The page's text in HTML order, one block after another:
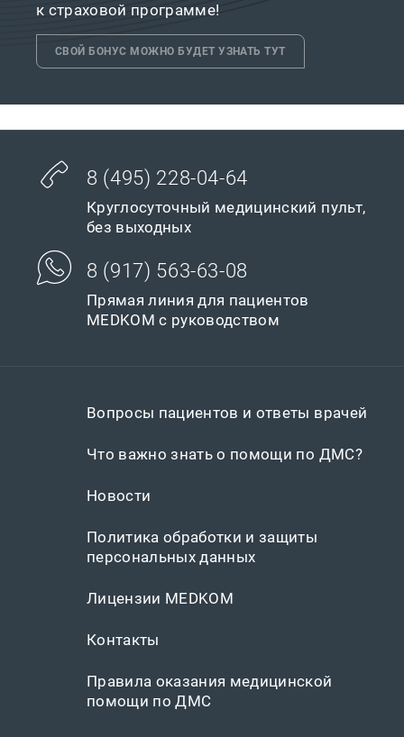
к страховой программе!
СВОЙ БОНУС МОЖНО БУДЕТ УЗНАТЬ ТУТ
8 (495) 228-04-64
Круглосуточный медицинский пульт,
без выходных
8 (917) 563-63-08
Прямая линия для пациентов
MEDKOM с руководством
Вопросы пациентов и ответы врачей
Что важно знать о помощи по ДМС?
Новости
Политика обработки и защиты
персональных данных
Лицензии MEDKOM
Контакты
Правила оказания медицинской
помощи по ДМС